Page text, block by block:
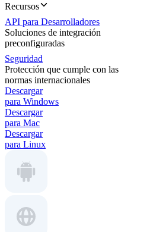
Recursos
API para Desarrolladores
Soluciones de integración
preconfiguradas
Seguridad
Protección que cumple con las
normas internacionales
Descargar
para Windows
Descargar
para Mac
Descargar
para Linux